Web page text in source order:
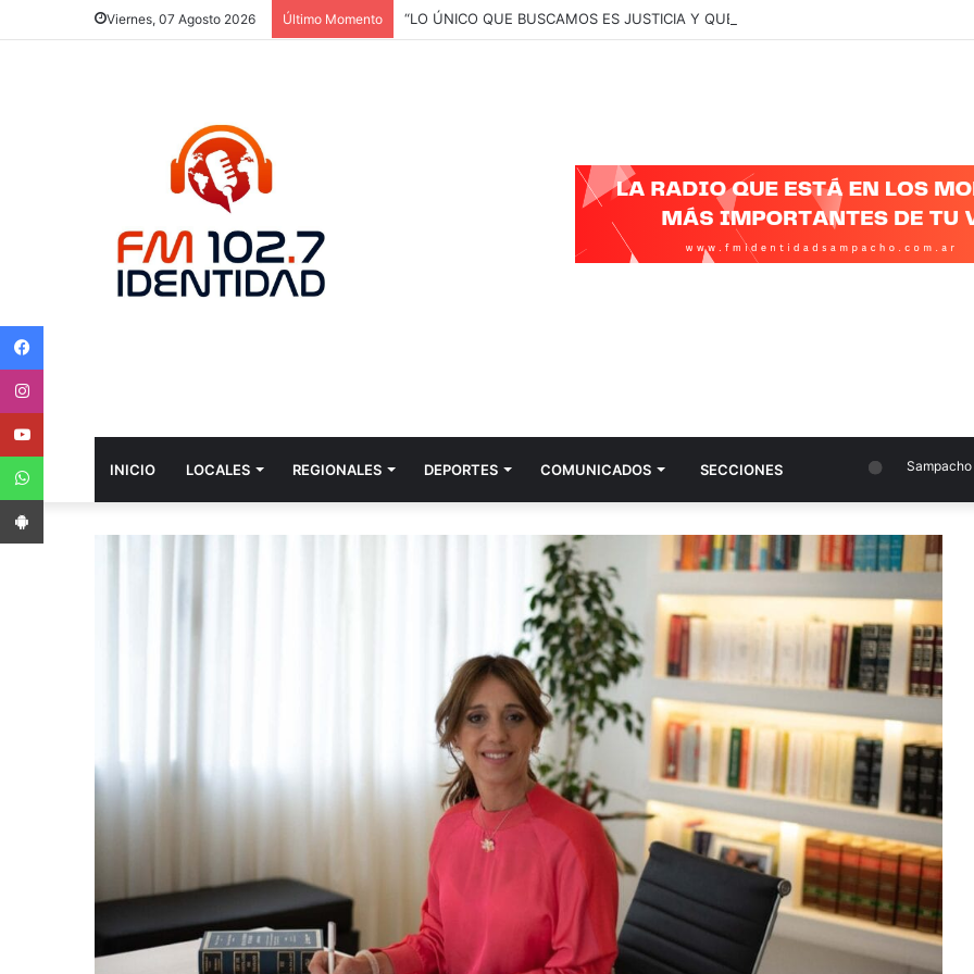
Viernes, 07 Agosto 2026 Último Momento “LO ÚNICO QUE BUSCAMOS ES JUSTICIA Y QUE SE CONOZCA LA VERDAD”
INICIO LOCALES REGIONALES DEPORTES COMUNICADOS SECCIONES Sampacho
App Android